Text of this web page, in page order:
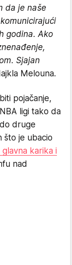
da je naše
godina. Ako
Sjajan
Melouna.
pojačanje,
ligi tako da
druge
što je ubacio
karika i
nad